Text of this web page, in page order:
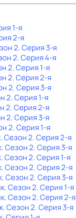
1-я
2-я
2. Серия 3-я
2. Серия 4-я
2. Серия 1-я
2. Серия 2-я
2. Серия 3-я
2. Серия 1-я
2. Серия 2-я
2. Серия 3-я
2. Серия 1-я
. Сезон 2. Серия 2-я
. Сезон 2. Серия 3-я
. Сезон 2. Серия 1-я
. Сезон 2. Серия 2-я
. Сезон 2. Серия 3-я
. Сезон 2. Серия 1-я
. Сезон 2. Серия 2-я
. Сезон 2. Серия 3-я